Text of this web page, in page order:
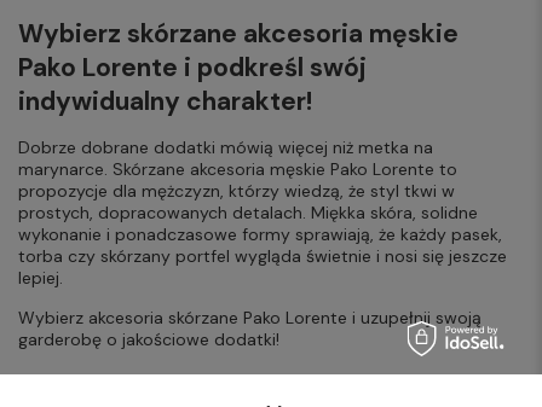
Wybierz skórzane akcesoria męskie
Pako Lorente i podkreśl swój
indywidualny charakter!
Dobrze dobrane dodatki mówią więcej niż metka na
marynarce. Skórzane akcesoria męskie Pako Lorente to
propozycje dla mężczyzn, którzy wiedzą, że styl tkwi w
prostych, dopracowanych detalach. Miękka skóra, solidne
wykonanie i ponadczasowe formy sprawiają, że każdy pasek,
torba czy skórzany portfel wygląda świetnie i nosi się jeszcze
lepiej.
Wybierz akcesoria skórzane Pako Lorente i uzupełnij swoją
garderobę o jakościowe dodatki!